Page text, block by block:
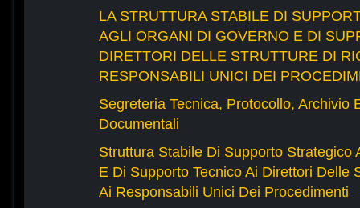
LA STRUTTURA STABILE DI
AGLI ORGANI DI GOVERNO E DI
DIRETTORI DELLE STRUTTURE DI
RESPONSABILI UNICI DEI
Segreteria Tecnica, Protocollo, Archivio
Documentali
Struttura Stabile Di Supporto Strategico
E Di Supporto Tecnico Ai Direttori Delle
Ai Responsabili Unici Dei Procedimenti